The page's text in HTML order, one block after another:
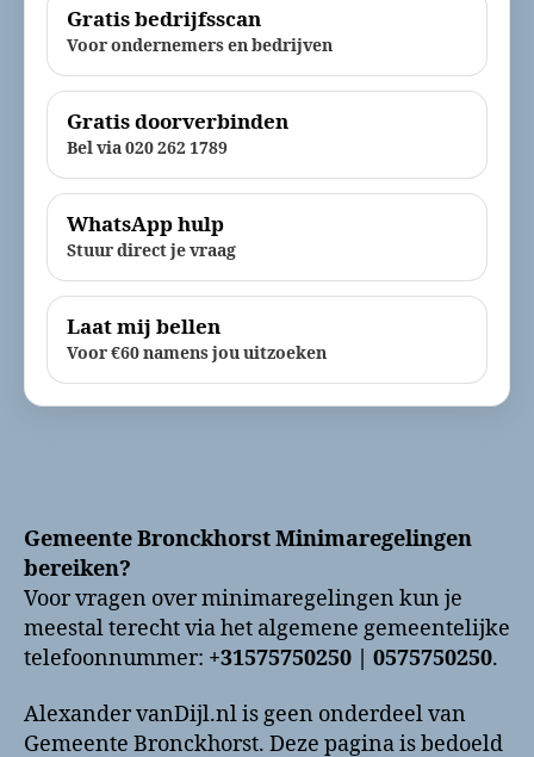
Gratis bedrijfsscan
Voor ondernemers en bedrijven
Gratis doorverbinden
Bel via 020 262 1789
WhatsApp hulp
Stuur direct je vraag
Laat mij bellen
Voor €60 namens jou uitzoeken
Gemeente Bronckhorst Minimaregelingen
bereiken?
Voor vragen over minimaregelingen kun je
meestal terecht via het algemene gemeentelijke
telefoonnummer: +31575750250 | 0575750250.
Alexander vanDijl.nl is geen onderdeel van
Gemeente Bronckhorst. Deze pagina is bedoeld